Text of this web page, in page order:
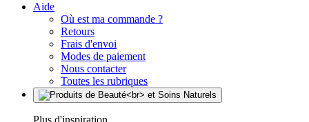
Aide
Où est ma commande ?
Retours
Frais d'envoi
Modes de paiement
Nous contacter
Toutes les rubriques
Plus d'inspiration